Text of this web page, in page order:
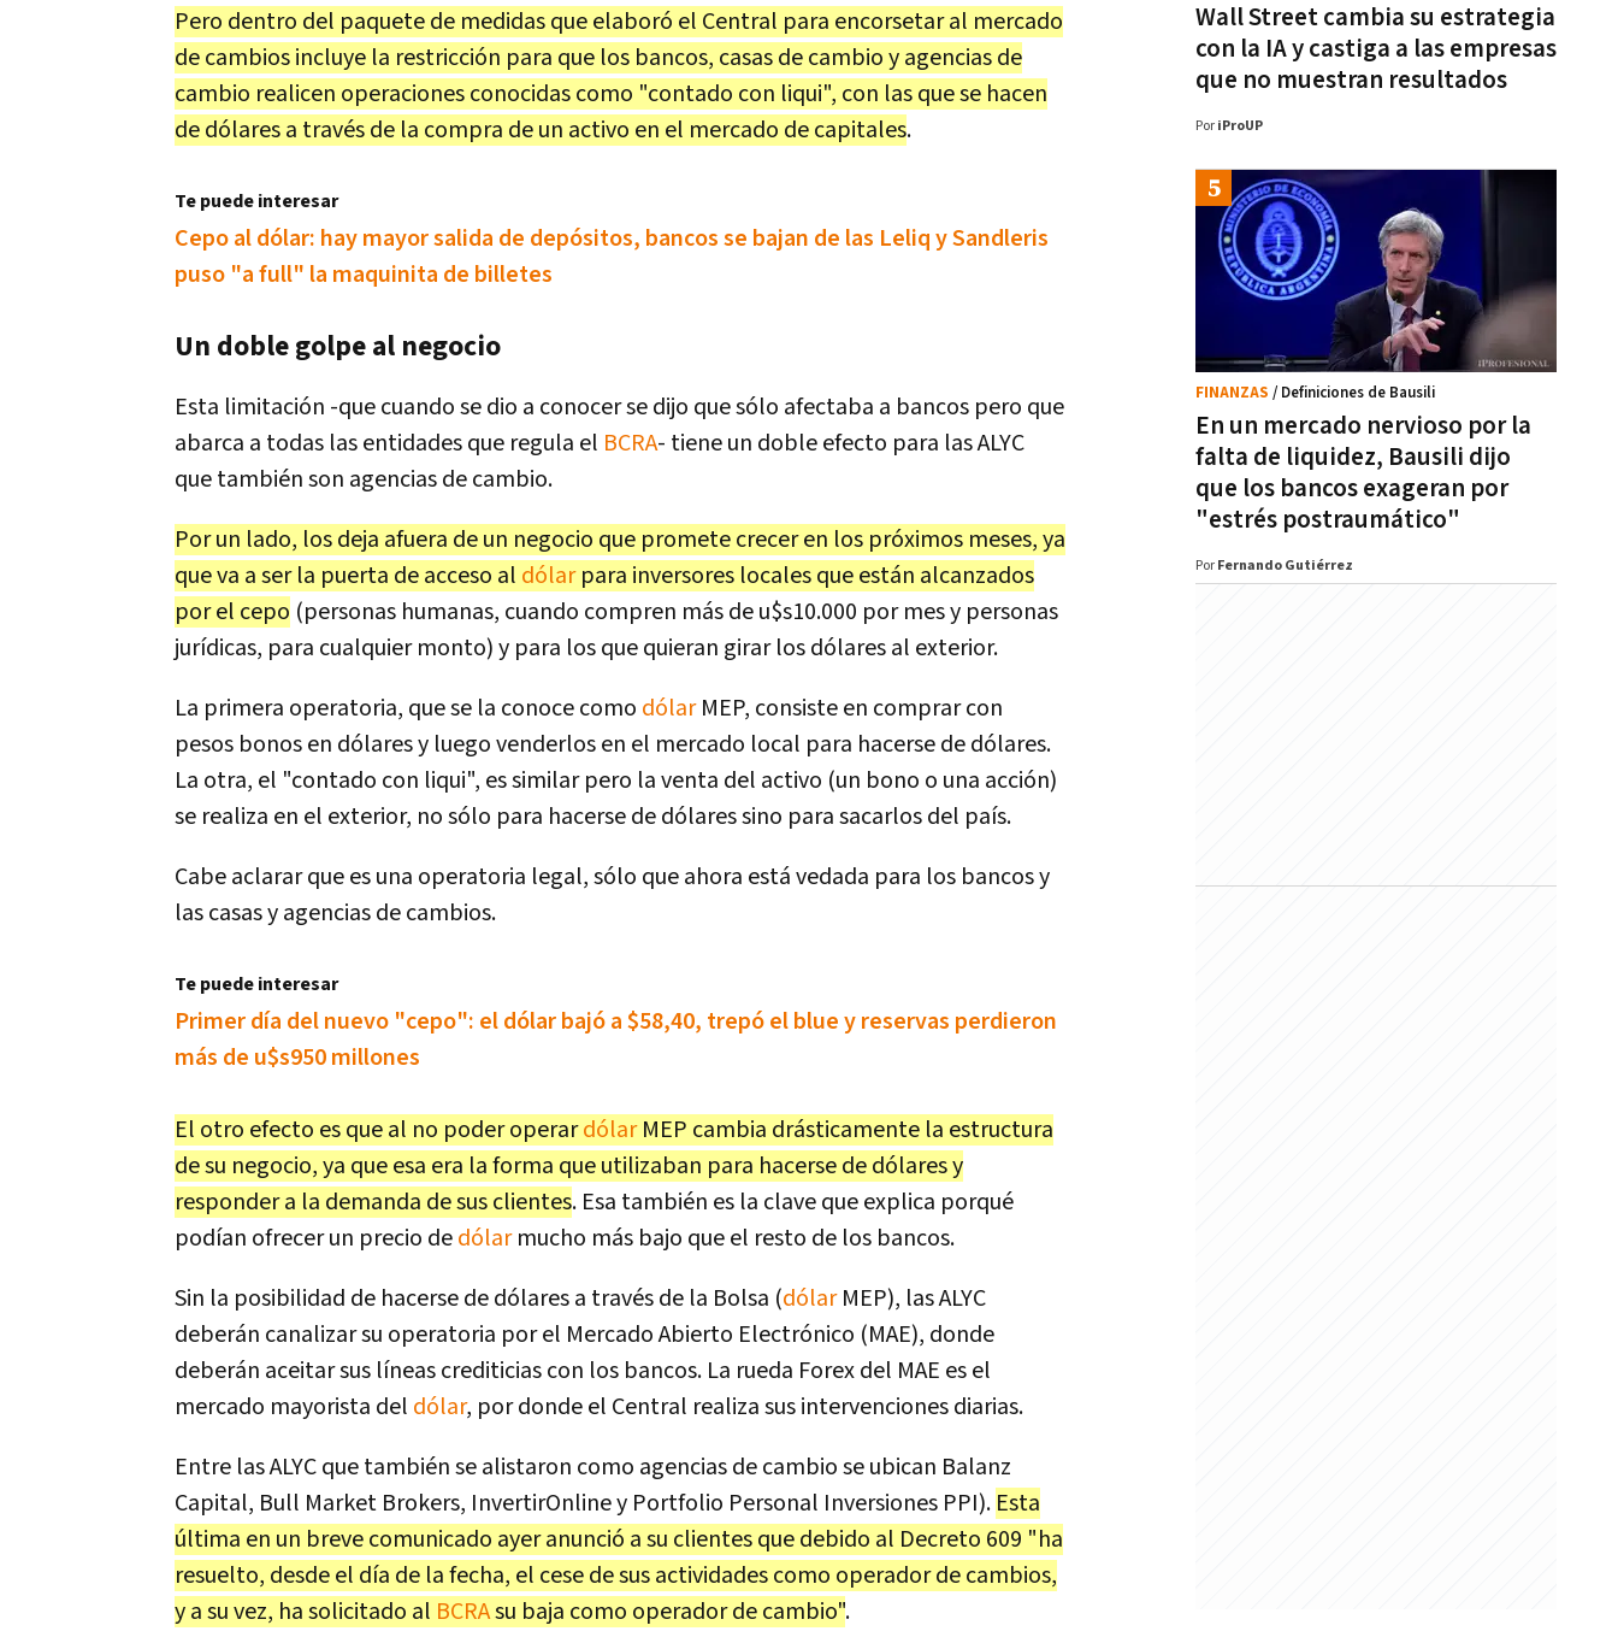
Pero dentro del paquete de medidas que elaboró el Central para encorsetar al mercado
de cambios incluye la restricción para que los bancos, casas de cambio y agencias de
cambio realicen operaciones conocidas como "contado con liqui", con las que se hacen
de dólares a través de la compra de un activo en el mercado de capitales.
Te puede interesar
Cepo al dólar: hay mayor salida de depósitos, bancos se bajan de las Leliq y Sandleris
puso "a full" la maquinita de billetes
Un doble golpe al negocio
Esta limitación -que cuando se dio a conocer se dijo que sólo afectaba a bancos pero que
abarca a todas las entidades que regula el BCRA- tiene un doble efecto para las ALYC
que también son agencias de cambio.
Por un lado, los deja afuera de un negocio que promete crecer en los próximos meses, ya
que va a ser la puerta de acceso al dólarpara inversores locales que están alcanzados
por el cepo (personas humanas, cuando compren más de u$s10.000 por mes y personas
jurídicas, para cualquier monto) y para los que quieran girar los dólares al exterior.
La primera operatoria, que se la conoce como dólarMEP, consiste en comprar con
pesos bonos en dólares y luego venderlos en el mercado local para hacerse de dólares.
La otra, el "contado con liqui", es similar pero la venta del activo (un bono o una acción)
se realiza en el exterior, no sólo para hacerse de dólares sino para sacarlos del país.
Cabe aclarar que es una operatoria legal, sólo que ahora está vedada para los bancos y
las casas y agencias de cambios.
Te puede interesar
Primer día del nuevo "cepo": el dólar bajó a $58,40, trepó el blue y reservas perdieron
más de u$s950 millones
El otro efecto es que al no poder operardólarMEP cambia drásticamente la estructura
de su negocio, ya que esa era la forma que utilizaban para hacerse de dólares y
responder a la demanda de sus clientes. Esa también es la clave que explica porqué
podían ofrecer un precio dedólarmucho más bajo que el resto de los bancos.
Sin la posibilidad de hacerse de dólares a través de la Bolsa (dólarMEP), las ALYC
deberán canalizar su operatoria por el Mercado Abierto Electrónico (MAE), donde
deberán aceitar sus líneas crediticias con los bancos. La rueda Forex del MAE es el
mercado mayorista del dólar, por donde el Central realiza sus intervenciones diarias.
Entre las ALYC que también se alistaron como agencias de cambio se ubican Balanz
Capital, Bull Market Brokers, InvertirOnline y Portfolio Personal Inversiones PPI). Esta
última en un breve comunicado ayer anunció a su clientes que debido al Decreto 609 "ha
resuelto, desde el día de la fecha, el cese de sus actividades como operador de cambios,
y a su vez, ha solicitado al BCRAsu baja como operador de cambio".
Wall Street cambia su estrategia
con la IA y castiga a las empresas
que no muestran resultados
Por iProUP
En un mercado nervioso por la
falta de liquidez, Bausili dijo
que los bancos exageran por
"estrés postraumático"
FINANZAS / Definiciones de Bausili
Por Fernando Gutiérrez